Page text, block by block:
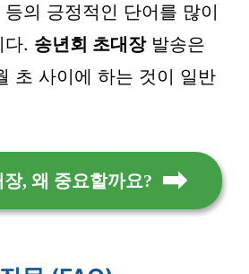
’ 등의 긍정적인 단어를 많이
다. 송년회 초대장발송은
초 사이에 하는 것이 일반
, 왜 중요할까요?